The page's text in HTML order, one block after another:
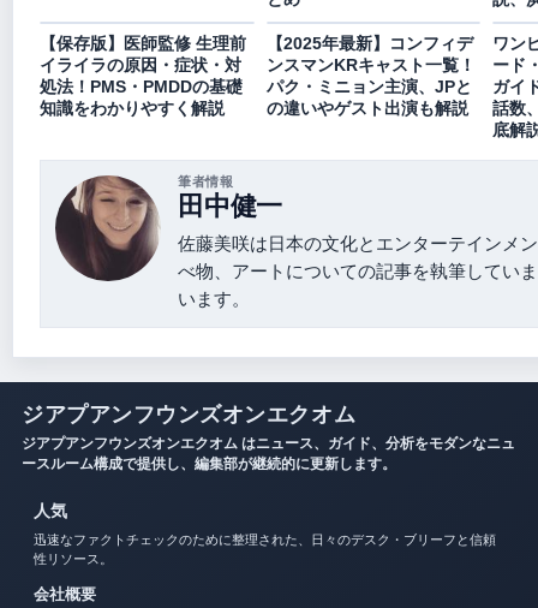
【保存版】医師監修 生理前
イライラの原因・症状・対
処法！PMS・PMDDの基礎
知識をわかりやすく解説
【2025年最新】コンフィデ
ンスマンKRキャスト一覧！
パク・ミニョン主演、JPと
の違いやゲスト出演も解説
ワン
ード
ガイ
話数
底解
筆者情報
田中健一
佐藤美咲は日本の文化とエンターテインメ
べ物、アートについての記事を執筆してい
います。
ジアプアンフウンズオンエクオム
ジアプアンフウンズオンエクオム はニュース、ガイド、分析をモダンなニュ
ースルーム構成で提供し、編集部が継続的に更新します。
人気
迅速なファクトチェックのために整理された、日々のデスク・ブリーフと信頼
性リソース。
会社概要